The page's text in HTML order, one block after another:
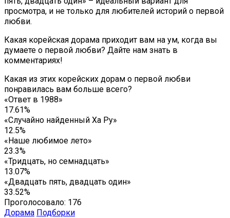
просмотра, и не только для любителей историй о первой
любви.
Какая корейская дорама приходит вам на ум, когда вы
думаете о первой любви? Дайте нам знать в
комментариях!
Какая из этих корейских дорам о первой любви
понравилась вам больше всего?
«Ответ в 1988»
17.61%
«Случайно найденный Ха Ру»
12.5%
«Наше любимое лето»
23.3%
«Тридцать, но семнадцать»
13.07%
«Двадцать пять, двадцать один»
33.52%
Проголосовало: 176
Дорама Подборки